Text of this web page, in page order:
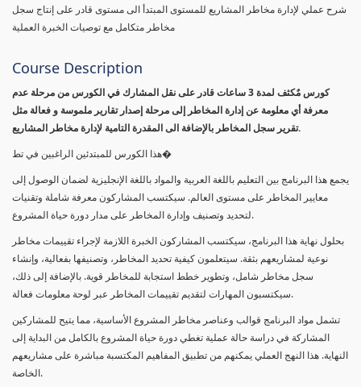
شرح عملي لإدارة مخاطر المشاريع للمستوى المبتدأ الى مستوى قادر على إنتاج سجل
مخاطر متكامل مع توصيات الخبرة العملية
Course Description
كورس مٌكثف لمدة 3 ساعات قادر على نقل المشارك في الكورس من مرحلة عدم
معرفة أي معلومة عن إدارة المخاطر إلى مرحلة إصدار تقارير ملموسة و فعالة مثل
تقرير سجل المخاطر بالإضافة الى المقدرة التامية لإدارة مخاطر المشاريع.
هذا الكورس للمبتدئين الراغبين في تط�
يجمع هذا البرنامج بين التعليم باللغة العربية والمواد باللغة الإنجليزية لضمان الوصول إلى
معايير المخاطر على مستوى العالم. سيكتسب المشاركون معرفة شاملة وتقنيات
لتحديد وتصنيف وإدارة المخاطر على مدار دورة حياة المشروع.
بحلول نهاية هذا البرنامج، سيكتسب المشاركون الخبرة اللازمة لإجراء تقييمات مخاطر
نوعية لمشاريعهم بثقة. سيتعلمون كيفية تحديد المخاطر، وتصنيفها بفعالية، وإنشاء
سجل مخاطر شامل، وتطوير خطط استجابة للمخاطر قوية. بالإضافة إلى ذلك،
سيكتسبون المهارات لتقديم تقييمات المخاطر عبر لوحة معلومات فعالة.
تشمل مواد البرنامج قوالب وعناصر مخاطر المشروع الأساسية، مما يتيح للمشاركين
المشاركة في دراسة حالة عملية تغطي دورة حياة المشروع بالكامل من البداية إلى
النهاية. هذا النهج العملي يمكنهم من تطبيق المفاهيم المكتسبة مباشرة على مشاريعهم
الخاصة.